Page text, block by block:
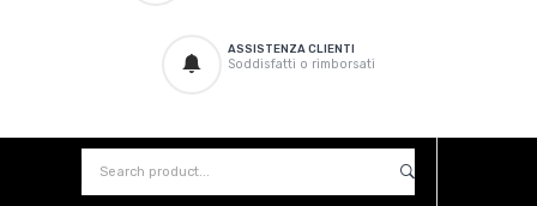
ASSISTENZA CLIENTI
Soddisfatti o rimborsati